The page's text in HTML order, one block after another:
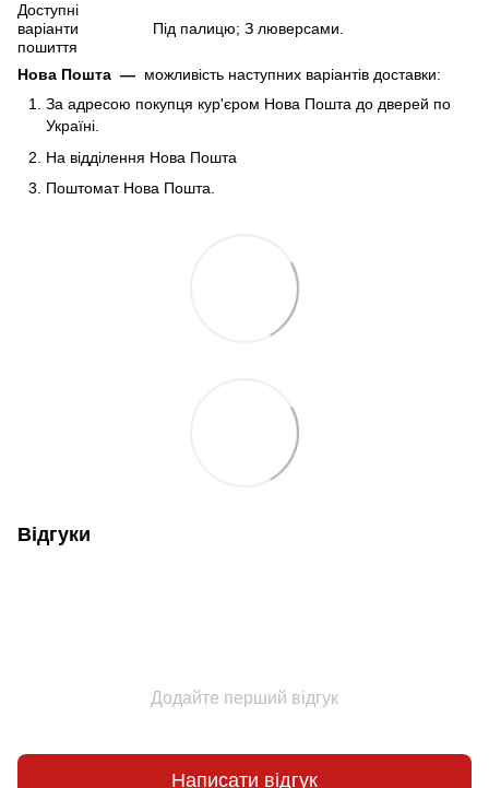
Доступні
варіанти
пошиття
Під палицю; З люверсами.
Нова Пошта — можливість наступних варіантів доставки:
За адресою покупця кур'єром Нова Пошта до дверей по
Україні.
На відділення Нова Пошта
Поштомат Нова Пошта.
Відгуки
Додайте перший відгук
Написати відгук